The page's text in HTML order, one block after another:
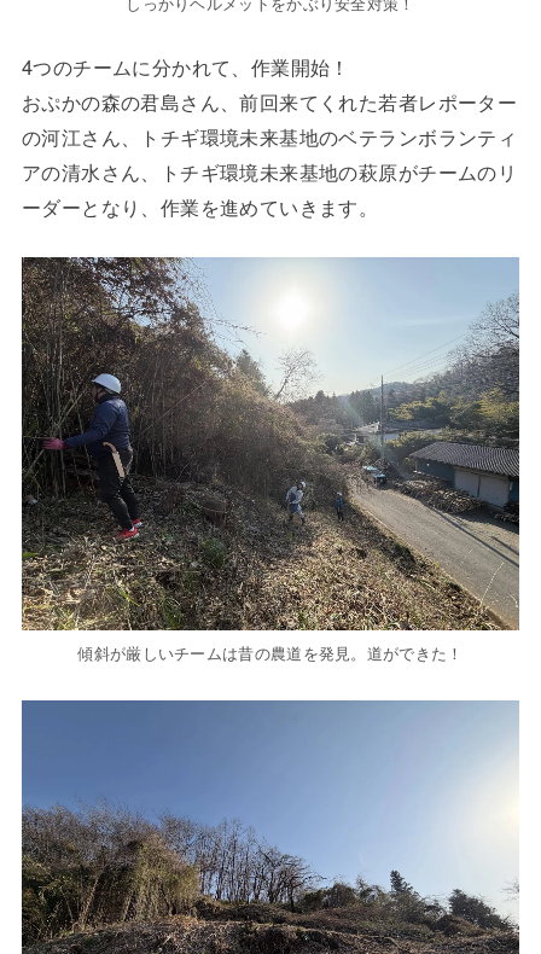
4つのチームに分かれて、作業開始！
おぷかの森の君島さん、前回来てくれた若者レポーター
の河江さん、トチギ環境未来基地のベテランボランティ
アの清水さん、トチギ環境未来基地の萩原がチームのリ
ーダーとなり、作業を進めていきます。
傾斜が厳しいチームは昔の農道を発見。道ができた！